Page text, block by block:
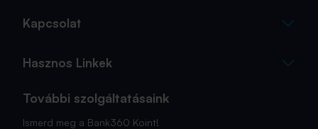
Kapcsolat
Hasznos Linkek
További szolgáltatásaink
Ismerd meg a Bank360 Koint!